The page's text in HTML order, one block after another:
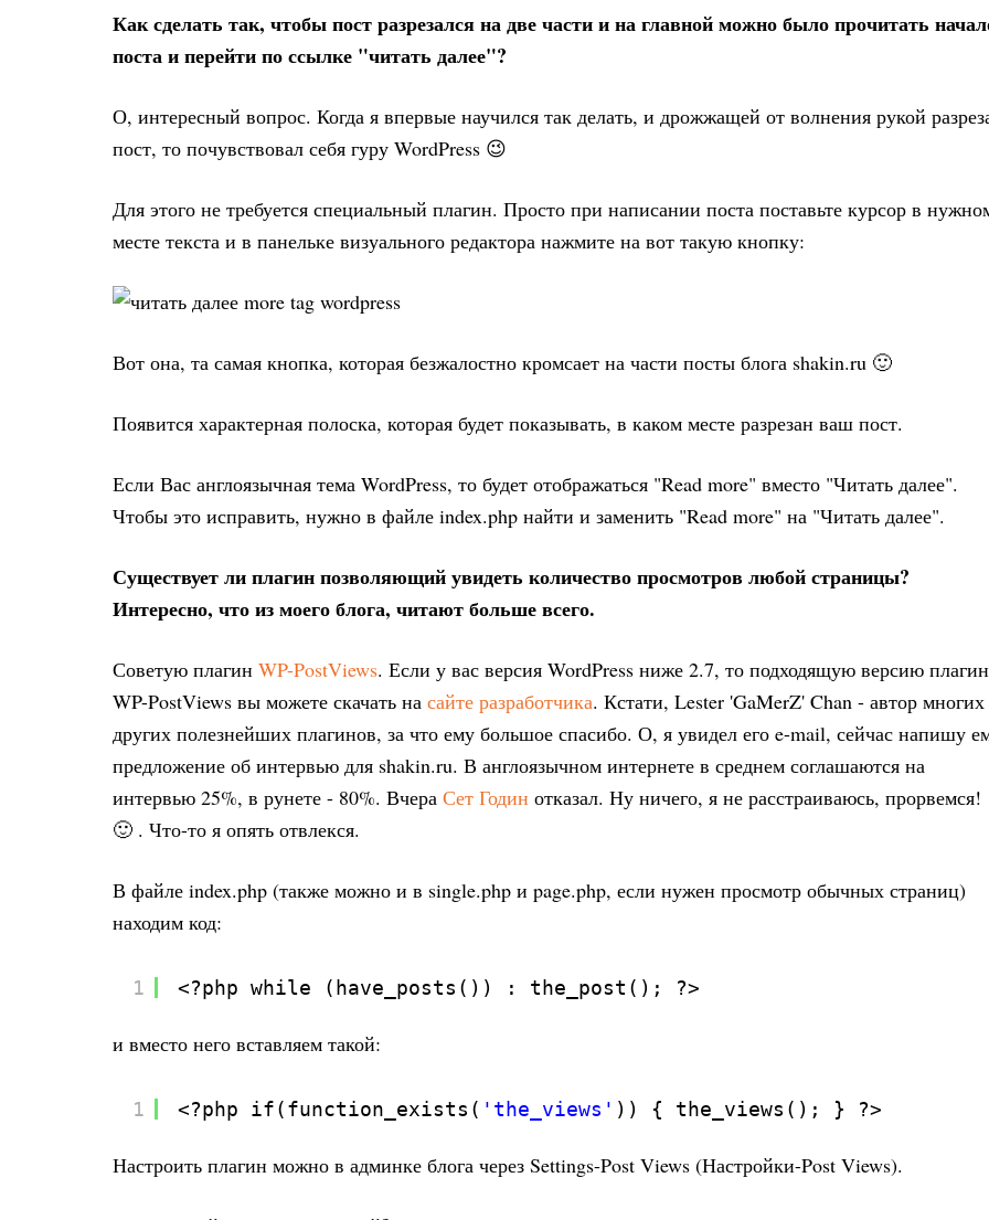
Как сделать так, чтобы пост разрезался на две части и на главной можно было прочитать
поста и перейти по ссылке "читать далее"?
О, интересный вопрос. Когда я впервые научился так делать, и дрожжащей от волнения рукой
пост, то почувствовал себя гуру WordPress 😉
Для этого не требуется специальный плагин. Просто при написании поста поставьте курсор в
месте текста и в панельке визуального редактора нажмите на вот такую кнопку:
Вот она, та самая кнопка, которая безжалостно кромсает на части посты блога shakin.ru 🙂
Появится характерная полоска, которая будет показывать, в каком месте разрезан ваш пост.
Если Вас англоязычная тема WordPress, то будет отображаться "Read more" вместо "Читать далее".
Чтобы это исправить, нужно в файле index.php найти и заменить "Read more" на "Читать далее".
Существует ли плагин позволяющий увидеть количество просмотров любой страницы?
Интересно, что из моего блога, читают больше всего.
Советую плагин WP-PostViews. Если у вас версия WordPress ниже 2.7, то подходящую версию
WP-PostViews вы можете скачать на сайте разработчика. Кстати, Lester 'GaMerZ' Chan - автор многих
других полезнейших плагинов, за что ему большое спасибо. О, я увидел его e-mail, сейчас напишу
предложение об интервью для shakin.ru. В англоязычном интернете в среднем соглашаются на
интервью 25%, в рунете - 80%. Вчера Сет Годин отказал. Ну ничего, я не расстраиваюсь, прорвемся!
🙂 . Что-то я опять отвлекся.
В файле index.php (также можно и в single.php и page.php, если нужен просмотр обычных страниц)
находим код:
1 <?php while (have_posts()) : the_post(); ?>
и вместо него вставляем такой:
1 <?php if(function_exists( 'the_views' )) { the_views(); } ?>
Настроить плагин можно в админке блога через Settings-Post Views (Настройки-Post Views).